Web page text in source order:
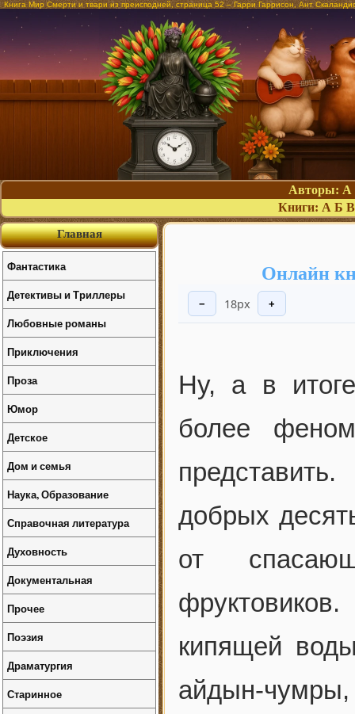
Книга Мир Смерти и твари из преисподней, страница 52 – Гарри Гаррисон, Ант
Авторы: А
Книги: А Б В
Онлайн
− 18px +
Ну, а в
более
добрых
от
кипящей
айдын-
Главная
Фантастика
Детективы и Триллеры
Любовные романы
Приключения
Проза
Юмор
Детское
Дом и семья
Наука, Образование
Справочная литература
Духовность
Документальная
Прочее
Поэзия
Драматургия
Старинное